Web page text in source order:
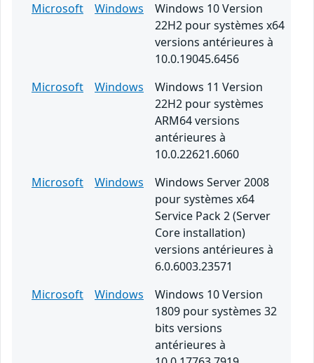
Microsoft
Windows
Windows 10 Version
22H2 pour systèmes x64
versions antérieures à
10.0.19045.6456
Microsoft
Windows
Windows 11 Version
22H2 pour systèmes
ARM64 versions
antérieures à
10.0.22621.6060
Microsoft
Windows
Windows Server 2008
pour systèmes x64
Service Pack 2 (Server
Core installation)
versions antérieures à
6.0.6003.23571
Microsoft
Windows
Windows 10 Version
1809 pour systèmes 32
bits versions
antérieures à